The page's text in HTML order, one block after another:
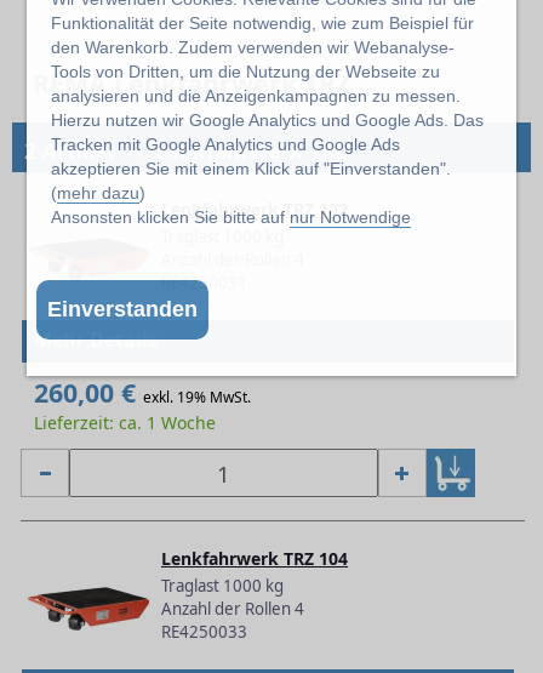
Funktionalität der Seite notwendig, wie zum Beispiel für
den Warenkorb. Zudem verwenden wir Webanalyse-
Tools von Dritten, um die Nutzung der Webseite zu
analysieren und die Anzeigenkampagnen zu messen.
Hierzu nutzen wir Google Analytics und Google Ads. Das
Tracken mit Google Analytics und Google Ads
akzeptieren Sie mit einem Klick auf "Einverstanden".
(mehr dazu)
Ansonsten klicken Sie bitte auf nur Notwendige
Einverstanden
REMA Lenkfahrwerk TRZ
2 Artikel→Lenkfahrwerk TRZ
Lenkfahrwerk TRZ 102
RE4250031
Mehr Details
260,00 € exkl. 19% MwSt.
Lieferzeit: ca. 1 Woche
Lenkfahrwerk TRZ 104
Traglast 1000 kg
Anzahl der Rollen 4
RE4250033